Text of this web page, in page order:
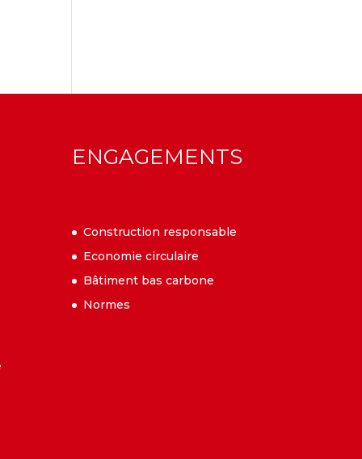
ENGAGEMENTS
Construction responsable
Economie circulaire
Bâtiment bas carbone
Normes